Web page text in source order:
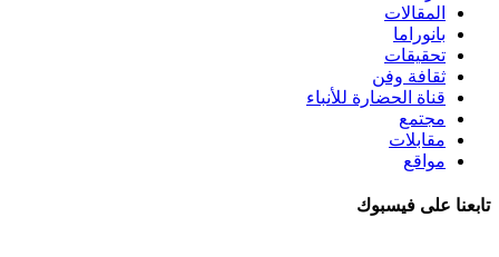
المقالات
بانوراما
تحقيقات
ثقافة وفن
قناة الحضارة للأنباء
مجتمع
مقابلات
مواقع
تابعنا على فيسبوك